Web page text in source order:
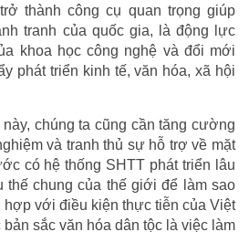
thành công cụ quan trọng giúp
tranh của quốc gia, là động lực
khoa học công nghệ và đổi mới
phát triển kinh tế, văn hóa, xã hội
chúng ta cũng cần tăng cường
và tranh thủ sự hỗ trợ về mặt
có hệ thống SHTT phát triển lâu
chung của thế giới để làm sao
hợp với điều kiện thực tiễn của Việt
sắc văn hóa dân tộc là việc làm